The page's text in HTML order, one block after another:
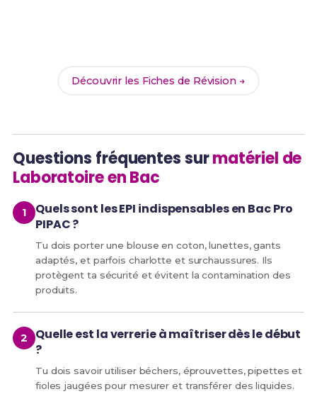
Découvrir les Fiches de Révision →
Questions fréquentes surmatériel de
Laboratoire en Bac
Quels sont les EPI indispensables en Bac Pro
PIPAC ?
Tu dois porter une blouse en coton, lunettes, gants
adaptés, et parfois charlotte et surchaussures. Ils
protègent ta sécurité et évitent la contamination des
produits.
Quelle est la verrerie à maîtriser dès le début
?
Tu dois savoir utiliser béchers, éprouvettes, pipettes et
fioles jaugées pour mesurer et transférer des liquides.